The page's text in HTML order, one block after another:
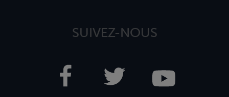
SUIVEZ-NOUS